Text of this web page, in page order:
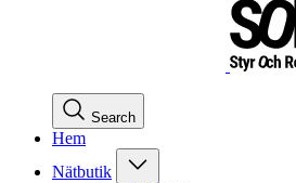
Search
Hem
Nätbutik